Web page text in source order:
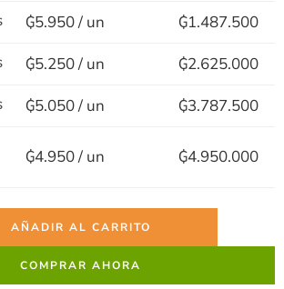
₲5.950 / un
₲1.487.500
₲5.250 / un
₲2.625.000
₲5.050 / un
₲3.787.500
₲4.950 / un ₲4.950.000
AÑADIR AL CARRITO